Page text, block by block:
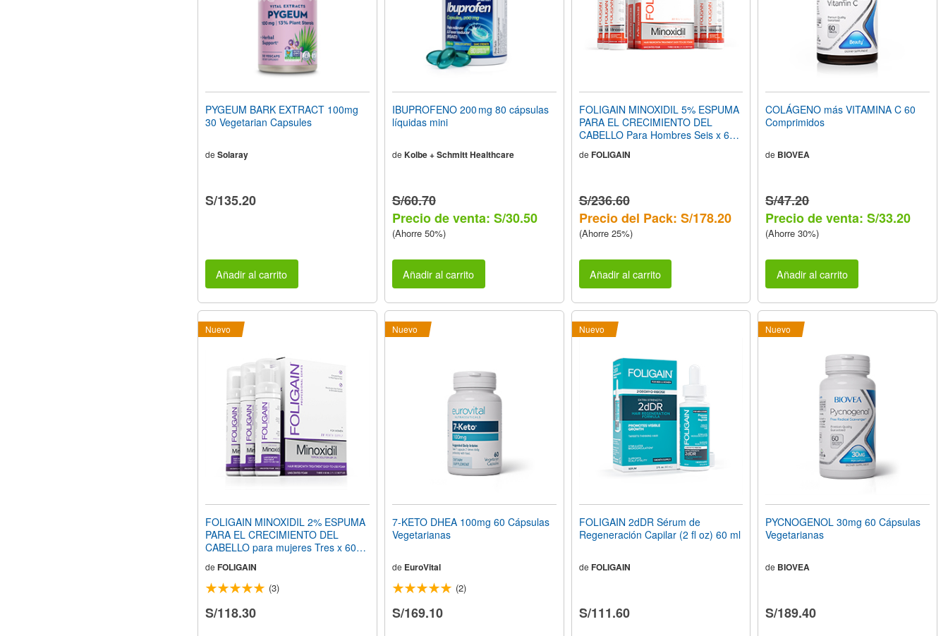
PYGEUM BARK EXTRACT 100mg
30 Vegetarian Capsules
de Solaray
S/135.20
Añadir al carrito
IBUPROFENO 200 mg 80 cápsulas
líquidas mini
de Kolbe + Schmitt Healthcare
S/60.70
Precio de venta: S/30.50
(Ahorre 50%)
Añadir al carrito
FOLIGAIN MINOXIDIL 5% ESPUMA
PARA EL CRECIMIENTO DEL
CABELLO Para Hombres Seis x 60
de 6 Meses
de FOLIGAIN
S/236.60
Precio del Pack: S/178.20
(Ahorre 25%)
Añadir al carrito
COLÁGENO más VITAMINA C 60
Comprimidos
de BIOVEA
S/47.20
Precio de venta: S/33.20
(Ahorre 30%)
Añadir al carrito
Nuevo
FOLIGAIN MINOXIDIL 2% ESPUMA
PARA EL CRECIMIENTO DEL
CABELLO para mujeres Tres x 60
suministro
de FOLIGAIN
(3)
S/118.30
Nuevo
7-KETO DHEA 100mg 60 Cápsulas
Vegetarianas
de EuroVital
(2)
S/169.10
Nuevo
FOLIGAIN 2dDR Sérum de
Regeneración Capilar (2 fl oz) 60 ml
de FOLIGAIN
S/111.60
Nuevo
PYCNOGENOL 30mg 60 Cápsulas
Vegetarianas
de BIOVEA
S/189.40